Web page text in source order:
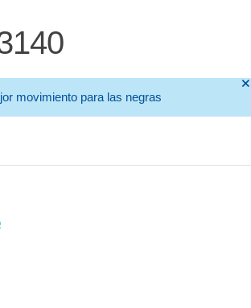
🞫
movimiento para las negras